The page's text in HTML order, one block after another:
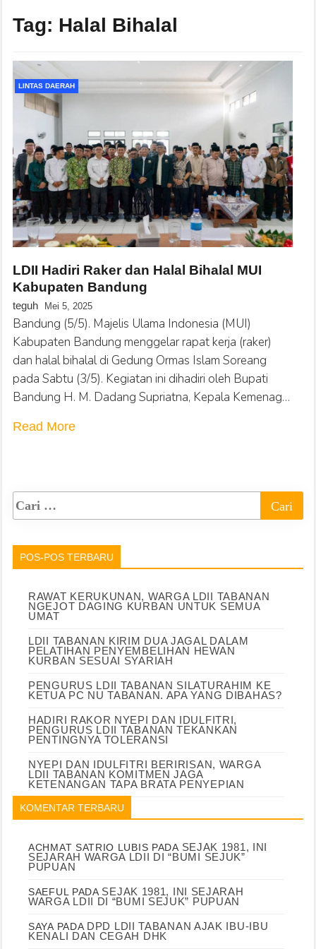
Tag: Halal Bihalal
LINTAS DAERAH
LDII Hadiri Raker dan Halal Bihalal MUI
Kabupaten Bandung
teguh Mei 5, 2025
Bandung (5/5). Majelis Ulama Indonesia (MUI)
Kabupaten Bandung menggelar rapat kerja (raker)
dan halal bihalal di Gedung Ormas Islam Soreang
pada Sabtu (3/5). Kegiatan ini dihadiri oleh Bupati
Bandung H. M. Dadang Supriatna, Kepala Kemenag…
Read More
POS-POS TERBARU
RAWAT KERUKUNAN, WARGA LDII TABANAN
NGEJOT DAGING KURBAN UNTUK SEMUA
UMAT
LDII TABANAN KIRIM DUA JAGAL DALAM
PELATIHAN PENYEMBELIHAN HEWAN
KURBAN SESUAI SYARIAH
PENGURUS LDII TABANAN SILATURAHIM KE
KETUA PC NU TABANAN. APA YANG DIBAHAS?
HADIRI RAKOR NYEPI DAN IDULFITRI,
PENGURUS LDII TABANAN TEKANKAN
PENTINGNYA TOLERANSI
NYEPI DAN IDULFITRI BERIRISAN, WARGA
LDII TABANAN KOMITMEN JAGA
KETENANGAN TAPA BRATA PENYEPIAN
KOMENTAR TERBARU
ACHMAT SATRIO LUBIS PADA SEJAK 1981, INI
SEJARAH WARGA LDII DI “BUMI SEJUK”
PUPUAN
SAEFULPADA SEJAK 1981, INI SEJARAH
WARGA LDII DI “BUMI SEJUK” PUPUAN
SAYAPADA DPD LDII TABANAN AJAK IBU-IBU
KENALI DAN CEGAH DHK